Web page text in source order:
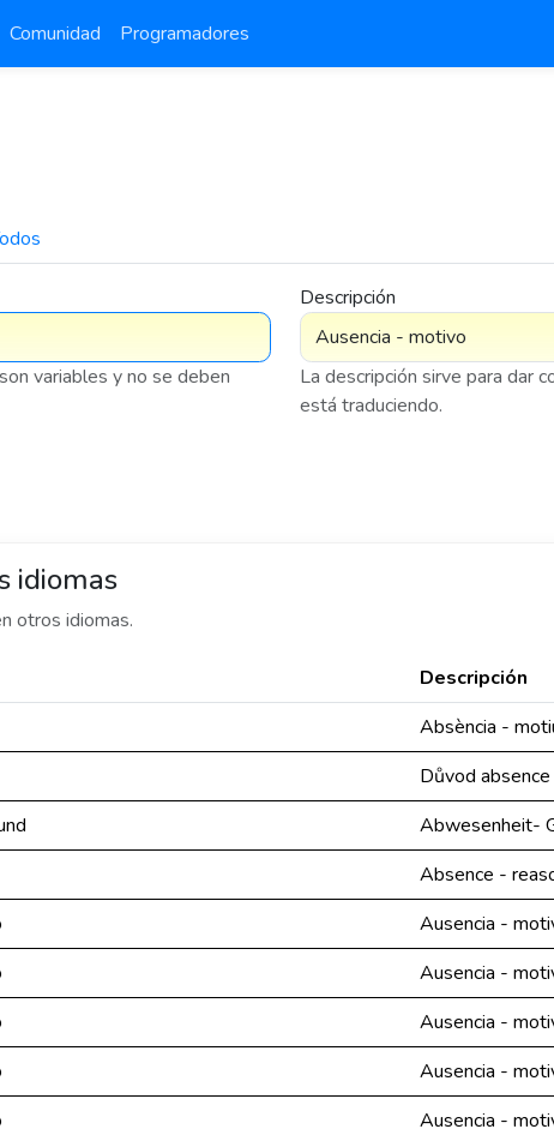
Comunidad Programadores
variables y no se deben
Descripción
La descripción sirve para dar
está traduciendo.
idiomas
otros idiomas.
Descripción
Absència -
Důvod absence
Abwesenheit-
Absence -
Ausencia -
Ausencia -
Ausencia -
Ausencia -
Ausencia -